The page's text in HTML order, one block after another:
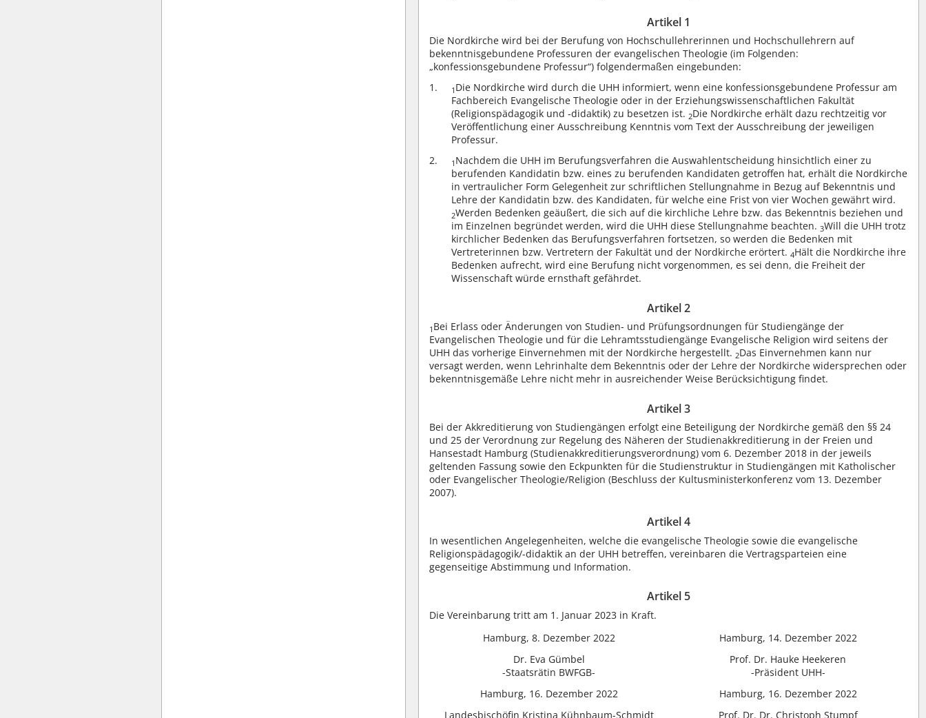
Artikel 1
Die Nordkirche wird bei der Berufung von Hochschullehrerinnen und Hochschullehrern auf
bekenntnisgebundene Professuren der evangelischen Theologie (im Folgenden:
„konfessionsgebundene Professur“) folgendermaßen eingebunden:
1 Die Nordkirche wird durch die UHH informiert, wenn eine konfessionsgebundene Professur am
Fachbereich Evangelische Theologie oder in der Erziehungswissenschaftlichen Fakultät
(Religionspädagogik und -didaktik) zu besetzen ist. 2Die Nordkirche erhält dazu rechtzeitig vor
Veröffentlichung einer Ausschreibung Kenntnis vom Text der Ausschreibung der jeweiligen
Professur.
1 Nachdem die UHH im Berufungsverfahren die Auswahlentscheidung hinsichtlich einer zu
berufenden Kandidatin bzw. eines zu berufenden Kandidaten getroffen hat, erhält die Nordkirche
in vertraulicher Form Gelegenheit zur schriftlichen Stellungnahme in Bezug auf Bekenntnis und
Lehre der Kandidatin bzw. des Kandidaten, für welche eine Frist von vier Wochen gewährt wird.
2Werden Bedenken geäußert, die sich auf die kirchliche Lehre bzw. das Bekenntnis beziehen und
im Einzelnen begründet werden, wird die UHH diese Stellungnahme beachten.3Will die UHH trotz
kirchlicher Bedenken das Berufungsverfahren fortsetzen, so werden die Bedenken mit
Vertreterinnen bzw. Vertretern der Fakultät und der Nordkirche erörtert.4Hält die Nordkirche ihre
Bedenken aufrecht, wird eine Berufung nicht vorgenommen, es sei denn, die Freiheit der
Wissenschaft würde ernsthaft gefährdet.
Artikel 2
1 Bei Erlass oder Änderungen von Studien- und Prüfungsordnungen für Studiengänge der
Evangelischen Theologie und für die Lehramtsstudiengänge Evangelische Religion wird seitens der
UHH das vorherige Einvernehmen mit der Nordkirche hergestellt. 2Das Einvernehmen kann nur
versagt werden, wenn Lehrinhalte dem Bekenntnis oder der Lehre der Nordkirche widersprechen oder
bekenntnisgemäße Lehre nicht mehr in ausreichender Weise Berücksichtigung findet.
Artikel 3
Bei der Akkreditierung von Studiengängen erfolgt eine Beteiligung der Nordkirche gemäß den §§ 24
und 25 der Verordnung zur Regelung des Näheren der Studienakkreditierung in der Freien und
Hansestadt Hamburg (Studienakkreditierungsverordnung) vom 6. Dezember 2018 in der jeweils
geltenden Fassung sowie den Eckpunkten für die Studienstruktur in Studiengängen mit Katholischer
oder Evangelischer Theologie/Religion (Beschluss der Kultusministerkonferenz vom 13. Dezember
2007).
Artikel 4
In wesentlichen Angelegenheiten, welche die evangelische Theologie sowie die evangelische
Religionspädagogik/-didaktik an der UHH betreffen, vereinbaren die Vertragsparteien eine
gegenseitige Abstimmung und Information.
Artikel 5
Die Vereinbarung tritt am 1. Januar 2023 in Kraft.
Hamburg, 8. Dezember 2022
Hamburg, 14. Dezember 2022
Dr. Eva Gümbel
-Staatsrätin BWFGB-
Prof. Dr. Hauke Heekeren
-Präsident UHH-
Hamburg, 16. Dezember 2022
Hamburg, 16. Dezember 2022
Landesbischöfin Kristina Kühnbaum-Schmidt
Prof. Dr. Dr. Christoph Stumpf